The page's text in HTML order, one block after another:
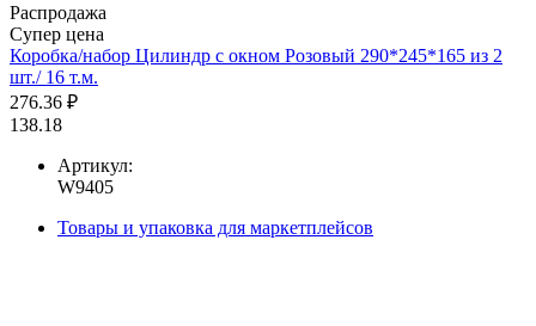
Распродажа
Супер цена
Коробка/набор Цилиндр с окном Розовый 290*245*165 из 2
шт./ 16 т.м.
276.36 ₽
138.18
Артикул:
W9405
Товары и упаковка для маркетплейсов